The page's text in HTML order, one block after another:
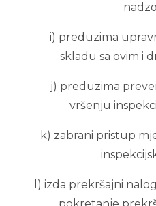
i) preduzima
skladu sa ovim i
j) preduzima
vršenju
k) zabrani pristup
l) izda prekršajni